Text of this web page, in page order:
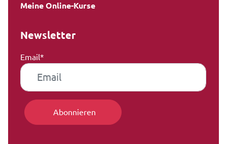
Meine Online-Kurse
Newsletter
Email*